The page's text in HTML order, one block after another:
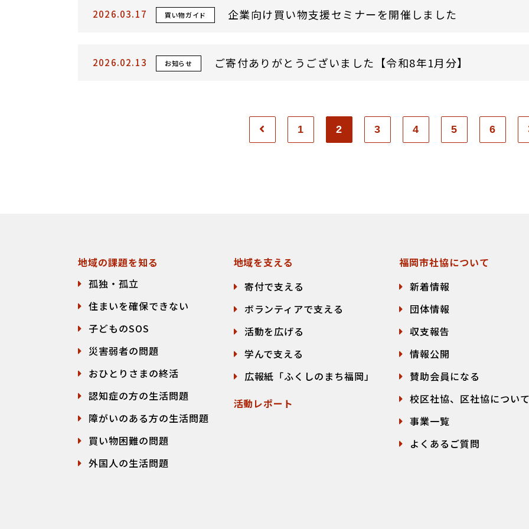
2026.03.17 買い物ガイド 企業向け買い物支援セミナーを開催しました
2026.02.13 お知らせ ご寄付ありがとうございました【令和8年1月分】
1 2 3 4 5 6
地域の課題を知る
孤独・孤立
住まいを確保できない
子どものSOS
災害弱者の問題
おひとりさまの終活
認知症の方の生活問題
障がいのある方の生活問題
買い物困難の問題
外国人の生活問題
地域を支える
寄付で支える
ボランティアで支える
活動を広げる
学んで支える
広報紙「ふくしのまち福岡」
活動レポート
福岡市社協について
新着情報
団体情報
収支報告
情報公開
賛助会員になる
校区社協、区社協について
事業一覧
よくあるご質問